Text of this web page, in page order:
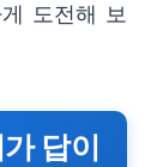
도전해 보
답이